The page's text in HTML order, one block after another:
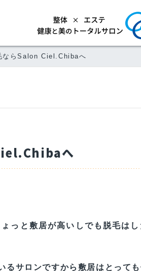
ならSalon Ciel.Chibaへ
へ
っと敷居が高いしでも脱毛は
るサロンですから敷居はとっても